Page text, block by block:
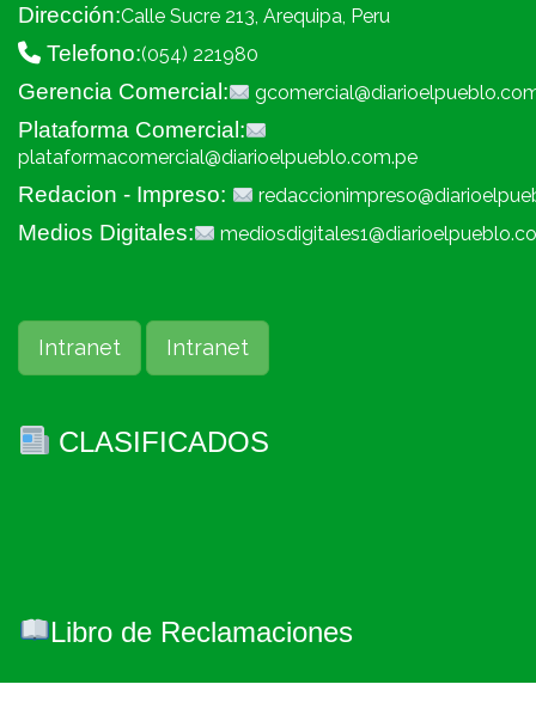
Dirección:Calle Sucre 213, Arequipa, Peru
Telefono:(054) 221980
Gerencia Comercial:
Plataforma Comercial:
plataformacomercial@diarioelpueblo.com.pe
Redacion - Impreso:
Medios Digitales:
Intranet Intranet
CLASIFICADOS
Libro de Reclamaciones